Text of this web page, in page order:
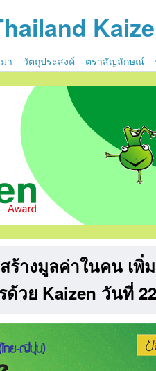
า วัตถุประสงค์ ตราสัญลักษณ์
างมูลค่าในคน เพิ่
ด้วย Kaizen วันที่